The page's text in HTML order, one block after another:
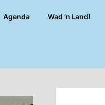
Agenda Wad ’n Land!